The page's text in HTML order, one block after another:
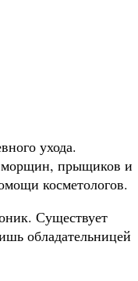
ухода.
морщин, прыщиков и
косметологов.
Существует
обладательницей